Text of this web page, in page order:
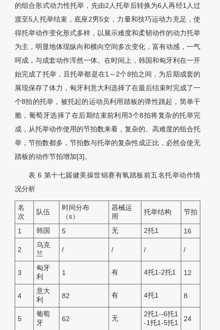
的组合形式动力性托举，先由2人托举后转换为6人再经1人过
渡至5人托举结束，底座2男5女，力量和技巧运动力充足，使
得托举动作变化形式多样，以展示难度和柔韧动作的动力托举
为主，明显地体现纵向和横向空间多次变化，富有动感，一气
呵成，与成套动作浑然一体。在时间上，韩国和匈牙利在一开
始完成了托举，且托举都是在1～2个8拍之间，为后期成套的
展现保存了体力，匈牙利意大利选择了在最后结束时完成了一
个8拍的托举，被托起的运动员利用踏板的弹性跳起，简单干
脆，葡萄牙选择了在后期结束前利用3个8拍将复杂的托举完
成，从托举动作使用的节拍数来看，复杂的、高难度的组合托
举，节拍数都多，节拍数与托举的复杂性成正比，必然会使无
踏板的动作节拍增加[3]。
表 6 第十七届健美操世锦赛有氧踏板前五名托举动作情
况分析
名
次
队伍
时间分布
（s）
器械运
用
托举结构 节拍
1 韩国 5 无 2托1 16
2
乌克
兰
/ / / /
3
匈牙
利
1 有 4托1-2托1 12
4
意大
利
82 有 4托1 8
5
葡萄
牙
62 无
2托1--6托1
-1托1-5托1
24